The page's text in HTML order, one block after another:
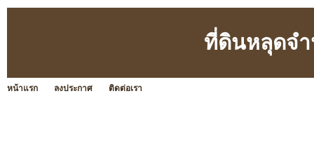
ที่ดินหลุดจ
หน้าแรก ลงประกาศ ติดต่อเรา